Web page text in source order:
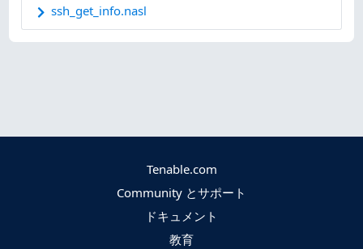
ssh_get_info.nasl
Tenable.com
Community とサポート
ドキュメント
教育